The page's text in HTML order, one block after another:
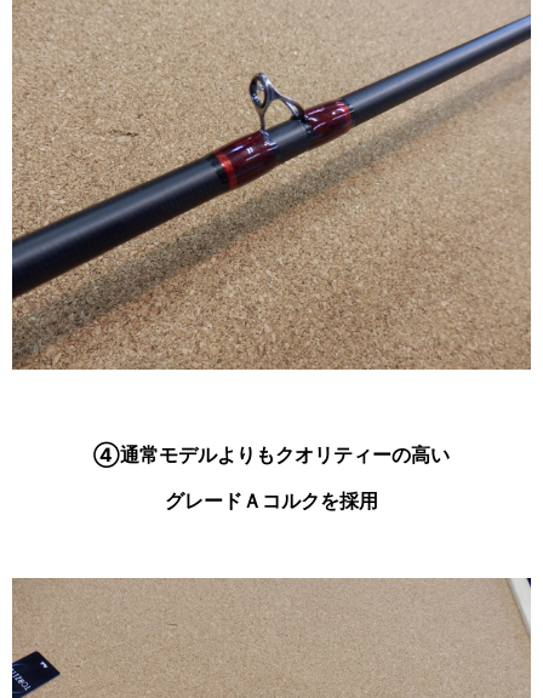
④通常モデルよりもクオリティーの高い
グレードＡコルクを採用